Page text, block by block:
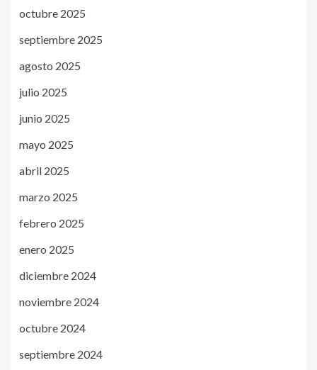
octubre 2025
septiembre 2025
agosto 2025
julio 2025
junio 2025
mayo 2025
abril 2025
marzo 2025
febrero 2025
enero 2025
diciembre 2024
noviembre 2024
octubre 2024
septiembre 2024